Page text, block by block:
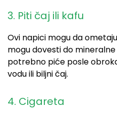
3. Piti čaj ili kafu
Ovi napici mogu da
mogu dovesti do
potrebno piće posle
vodu ili biljni čaj.
4. Cigareta